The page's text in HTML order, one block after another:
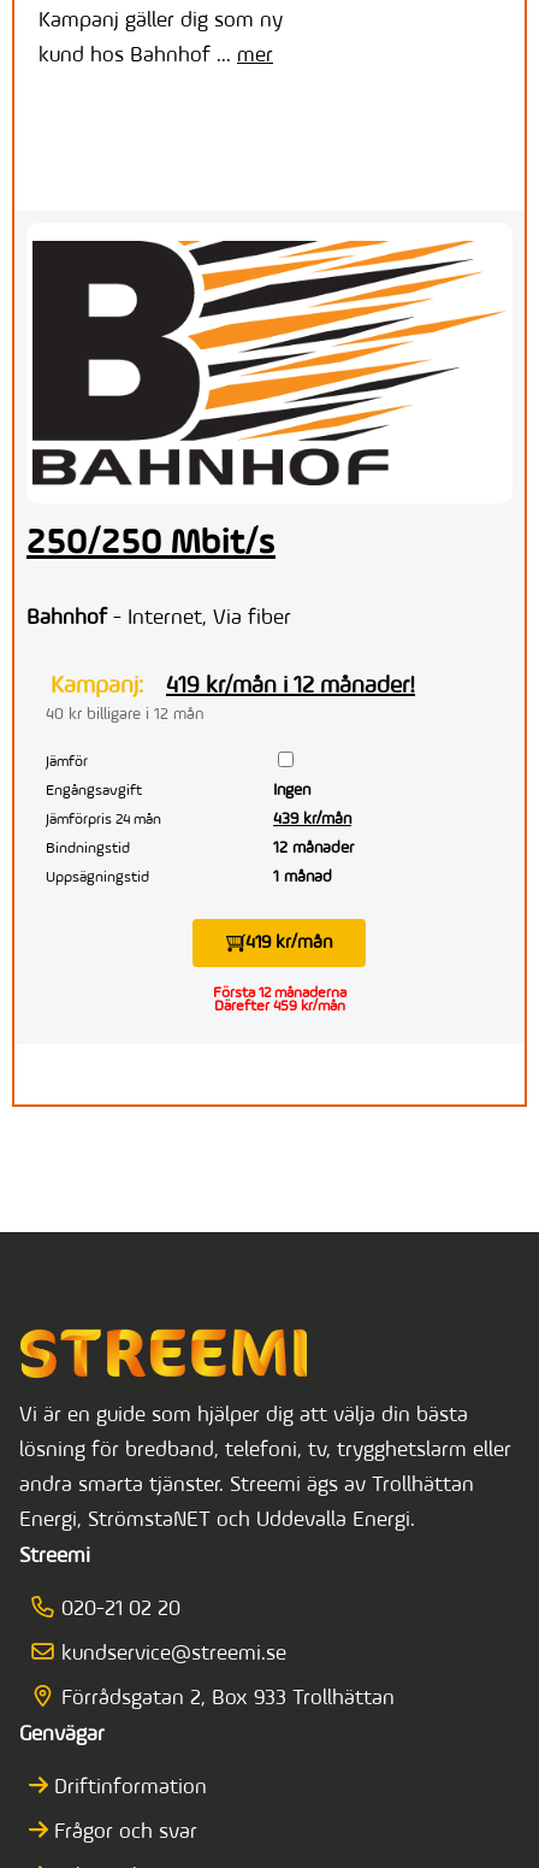
Kampanj gäller dig som ny
kund hos Bahnhof ... mer
250/250 Mbit/s
Bahnhof- Internet, Via fiber
Kampanj: 419 kr/mån i 12 månader!
40 kr billigare i 12 mån
Jämför
Engångsavgift
Ingen
Jämförpris 24 mån 439 kr/mån
Bindningstid 12 månader
Uppsägningstid 1 månad
419 kr/mån
Första 12 månaderna
Därefter 459 kr/mån
Vi är en guide som hjälper dig att välja din bästa
lösning för bredband, telefoni, tv, trygghetslarm eller
andra smarta tjänster. Streemi ägs av Trollhättan
Energi, StrömstaNET och Uddevalla Energi.
Streemi
020-21 02 20
kundservice@streemi.se
Förrådsgatan 2, Box 933 Trollhättan
Genvägar
Driftinformation
Frågor och svar